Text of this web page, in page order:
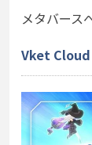
メタバース
Vket Cloud